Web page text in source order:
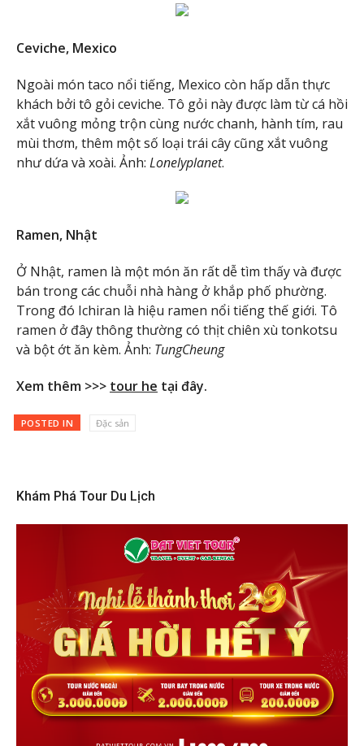
Ceviche, Mexico
Ngoài món taco nổi tiếng, Mexico còn hấp dẫn thực
khách bởi tô gỏi ceviche. Tô gỏi này được làm từ cá hồi
xắt vuông mỏng trộn cùng nước chanh, hành tím, rau
mùi thơm, thêm một số loại trái cây cũng xắt vuông
như dứa và xoài. Ảnh: Lonelyplanet.
Ramen, Nhật
Ở Nhật, ramen là một món ăn rất dễ tìm thấy và được
bán trong các chuỗi nhà hàng ở khắp phố phường.
Trong đó Ichiran là hiệu ramen nổi tiếng thế giới. Tô
ramen ở đây thông thường có thịt chiên xù tonkotsu
và bột ớt ăn kèm. Ảnh: TungCheung
Xem thêm >>> tour he tại đây.
POSTED IN Đặc sản
Khám Phá Tour Du Lịch